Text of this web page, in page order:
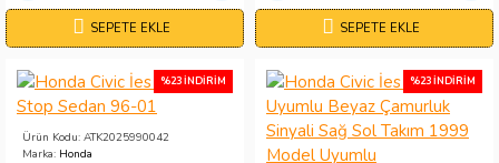
SEPETE EKLE SEPETE EKLE
%23 İNDIRIM
Ürün Kodu: ATK2025990042
Marka: Honda
%23 İNDIRIM